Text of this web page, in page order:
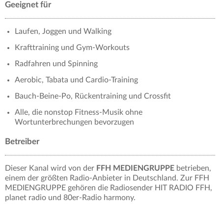
Geeignet für
Laufen, Joggen und Walking
Krafttraining und Gym-Workouts
Radfahren und Spinning
Aerobic, Tabata und Cardio-Training
Bauch-Beine-Po, Rückentraining und Crossfit
Alle, die nonstop Fitness-Musik ohne
Wortunterbrechungen bevorzugen
Betreiber
Dieser Kanal wird von der FFH MEDIENGRUPPE betrieben,
einem der größten Radio-Anbieter in Deutschland. Zur FFH
MEDIENGRUPPE gehören die Radiosender HIT RADIO FFH,
planet radio und 80er-Radio harmony.